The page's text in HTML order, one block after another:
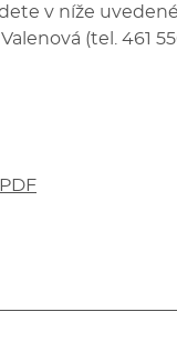
v níže
(tel. 461